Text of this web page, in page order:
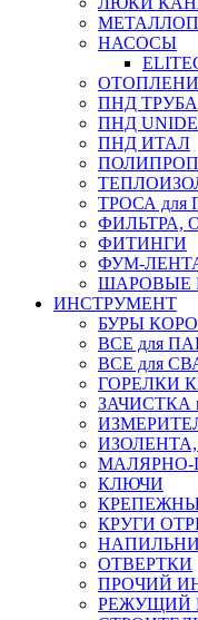
НАСОСЫ
ПНД ТРУБА
ПНД
ПНД ИТАЛ
ТРОСА
ФИЛЬТРА,
ФИТИНГИ
ФУМ-
ШАРОВЫЕ
ИНСТРУМЕНТ
БУРЫ
ВСЕ для
ВСЕ для
ГОРЕЛКИ
МАЛЯРНО-
КЛЮЧИ
КРУГИ
ОТВЕРТКИ
ПРОЧИЙ
РЕЖУЩИЙ